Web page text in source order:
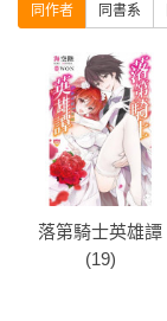
同作者 同書系
落第騎士英雄譚
(19)